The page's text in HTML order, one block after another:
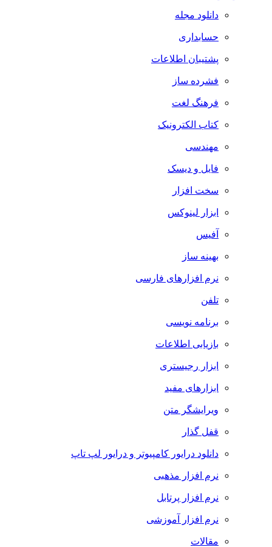
دانلود مجله
حسابداری
پشتیبان اطلاعات
فشرده ساز
فرهنگ لغت
کتاب الکترونیک
مهندسی
فایل و دیسک
سخت افزار
ابزار لینوکس
آفیس
بهینه ساز
نرم افزارهای فارسی
تلفن
برنامه نویسی
بازیابی اطلاعات
ابزار رجیستری
ابزارهای مفید
ویرایشگر متن
قفل گذار
دانلود درایور کامپیوتر و درایور لپ تاپ
نرم افزار مذهبی
نرم افزار پرتابل
نرم افزار آموزشی
مقالات